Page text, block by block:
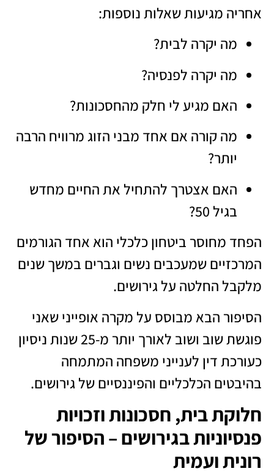
אחריה מגיעות שאלות נוספות:
מה יקרה לבית?
מה יקרה לפנסיה?
האם מגיע לי חלק מהחסכונות?
מה קורה אם אחד מבני הזוג מרוויח הרבה
יותר?
האם אצטרך להתחיל את החיים מחדש
בגיל 50?
הפחד מחוסר ביטחון כלכלי הוא אחד הגורמים
המרכזיים שמעכבים נשים וגברים במשך שנים
מלקבל החלטה על גירושים.
הסיפור הבא מבוסס על מקרה אופייני שאני
פוגשת שוב ושוב לאורך יותר מ-25 שנות ניסיון
כעורכת דין לענייני משפחה המתמחה
בהיבטים הכלכליים והפיננסיים של גירושים.
חלוקת בית, חסכונות וזכויות
פנסיוניות בגירושים – הסיפור של
רונית ועמית